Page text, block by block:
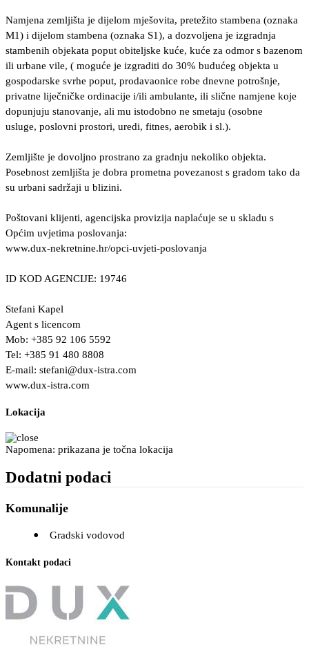
Namjena zemljišta je dijelom mješovita, pretežito stambena (oznaka
M1) i dijelom stambena (oznaka S1), a dozvoljena je izgradnja
stambenih objekata poput obiteljske kuće, kuće za odmor s bazenom
ili urbane vile, ( moguće je izgraditi do 30% budućeg objekta u
gospodarske svrhe poput, prodavaonice robe dnevne potrošnje,
privatne liječničke ordinacije i/ili ambulante, ili slične namjene koje
dopunjuju stanovanje, ali mu istodobno ne smetaju (osobne
usluge, poslovni prostori, uredi, fitnes, aerobik i sl.).
Zemljište je dovoljno prostrano za gradnju nekoliko objekta.
Posebnost zemljišta je dobra prometna povezanost s gradom tako da
su urbani sadržaji u blizini.
Poštovani klijenti, agencijska provizija naplaćuje se u skladu s
Općim uvjetima poslovanja:
www.dux-nekretnine.hr/opci-uvjeti-poslovanja
ID KOD AGENCIJE: 19746
Stefani Kapel
Agent s licencom
Mob: +385 92 106 5592
Tel: +385 91 480 8808
E-mail: stefani@dux-istra.com
www.dux-istra.com
Lokacija
Napomena: prikazana je točna lokacija
Dodatni podaci
Komunalije
Gradski vodovod
Kontakt podaci